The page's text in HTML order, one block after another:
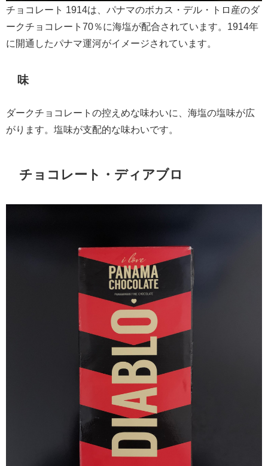
チョコレート 1914は、パナマのボカス・デル・トロ産のダ
ークチョコレート70％に海塩が配合されています。1914年
に開通したパナマ運河がイメージされています。
味
ダークチョコレートの控えめな味わいに、海塩の塩味が広
がります。塩味が支配的な味わいです。
チョコレート・ディアブロ